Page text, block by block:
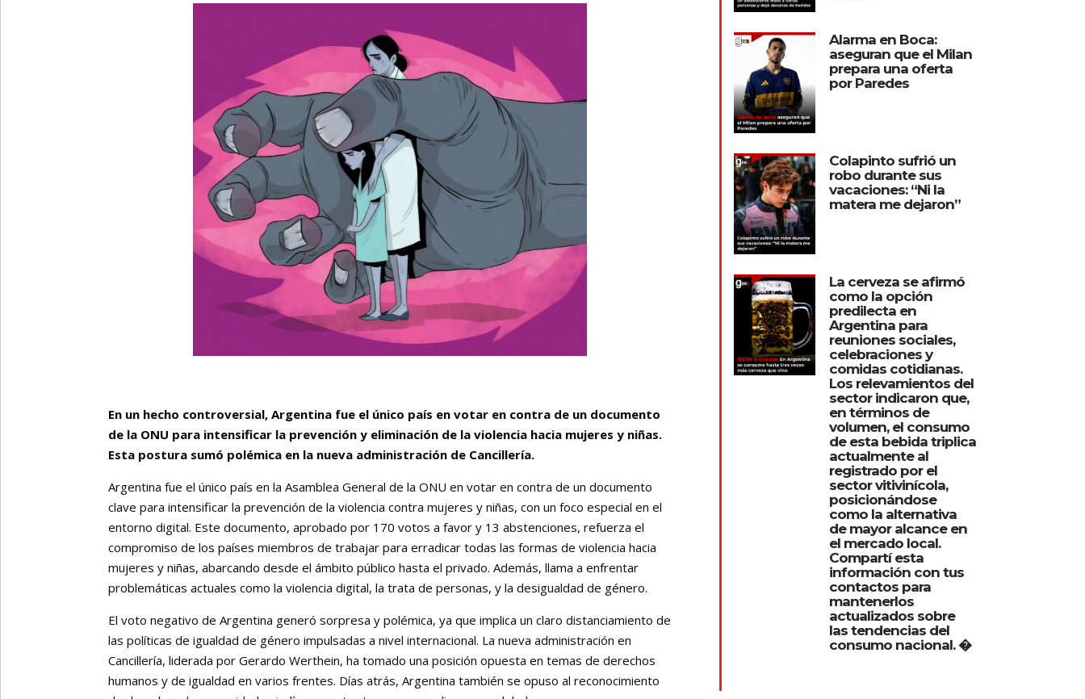
En un hecho controversial, Argentina fue el único país en votar en contra de un documento
de la ONU para intensificar la prevención y eliminación de la violencia hacia mujeres y niñas.
Esta postura sumó polémica en la nueva administración de Cancillería.
Argentina fue el único país en la Asamblea General de la ONU en votar en contra de un documento
clave para intensificar la prevención de la violencia contra mujeres y niñas, con un foco especial en el
entorno digital. Este documento, aprobado por 170 votos a favor y 13 abstenciones, refuerza el
compromiso de los países miembros de trabajar para erradicar todas las formas de violencia hacia
mujeres y niñas, abarcando desde el ámbito público hasta el privado. Además, llama a enfrentar
problemáticas actuales como la violencia digital, la trata de personas, y la desigualdad de género.
El voto negativo de Argentina generó sorpresa y polémica, ya que implica un claro distanciamiento de
las políticas de igualdad de género impulsadas a nivel internacional. La nueva administración en
Cancillería, liderada por Gerardo Werthein, ha tomado una posición opuesta en temas de derechos
humanos y de igualdad en varios frentes. Días atrás, Argentina también se opuso al reconocimiento
Alarma en Boca:
aseguran que el Milan
prepara una oferta
por Paredes
Colapinto sufrió un
robo durante sus
vacaciones: “Ni la
matera me dejaron”
La cerveza se afirmó
como la opción
predilecta en
Argentina para
reuniones sociales,
celebraciones y
comidas cotidianas.
Los relevamientos del
sector indicaron que,
en términos de
volumen, el consumo
de esta bebida triplica
actualmente al
registrado por el
sector vitivinícola,
posicionándose
como la alternativa
de mayor alcance en
el mercado local.
Compartí esta
información con tus
contactos para
mantenerlos
actualizados sobre
las tendencias del
consumo nacional. �